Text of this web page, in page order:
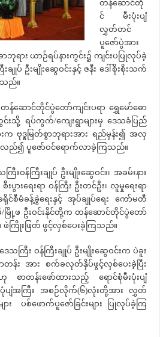
တန်ဆောင်တို
င် မီးပုံးပျံ
လွှတ်တင်
ပူဇော်ပွဲအား
ဘုရား ယာဉ်ရပ်နားကွင်း၌ ကျင်းပပြုလုပ်ခဲ့
ချုပ် ဦးမျိုးဆွေဝင်းနှင့် ဇနီး ဒေါ်စိုးစိုးသက်
ည်။
ောင်တိုင်ပွဲတော်ကျင်းပရာ ရွှေမော်ဓော
းသို့ ရပ်ကွက်/ကျေးရွာများမှ ဒေသခံပြည်
ားက ဗုဒ္ဓမြတ်စွာဘုရားအား ရည်မှန်း၍ အလှ
ည့်လည်၍ ပူဇော်ဝင်ရောက်လာခဲ့ကြသည်။
ြီးချုပ် ဦးမျိုးဆွေဝင်း၊ အခမ်းနား
းပွားရေးရာ ဝန်ကြီး ဦးတင်ဦး၊ လူမှုရေးရာ
ခရိုင်စီမံခန့်ခွဲရေးနှင့် အုပ်ချုပ်ရေး ကော်မတီ
ြို့မိ/မြို့ဖ ဦးဝင်းနိုင်တို့က တန်ဆောင်တိုင်ပွဲတော်
ဖဲကြိုးဖြတ် ဖွင့်လှစ်ပေးခဲ့ကြသည်။
ြီး ဝန်ကြီးချုပ် ဦးမျိုးဆွေဝင်းက ပဲခူး
တန်း အား စက်ခလုတ်နှိပ်ဖွင့်လှစ်ပေးခဲ့ပြီး
တန်းဖော်ထားသည့် ရောင်စုံမီးပုံးပျံ
မီးပုံပျံအကြီး အစဉ်လိုက်(၆)လုံးတို့အား လွှတ်
ျား ပစ်ဖောက်ပူဇော်ခြင်းများ ပြုလုပ်ခဲ့ကြ